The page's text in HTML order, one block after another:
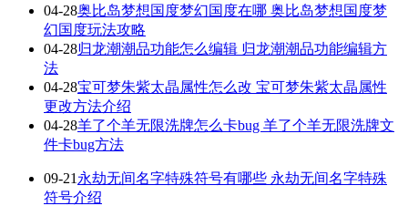
04-28奥比岛梦想国度梦幻国度在哪 奥比岛梦想国度梦
幻国度玩法攻略
04-28归龙潮潮品功能怎么编辑 归龙潮潮品功能编辑方
法
04-28宝可梦朱紫太晶属性怎么改 宝可梦朱紫太晶属性
更改方法介绍
04-28羊了个羊无限洗牌怎么卡bug 羊了个羊无限洗牌文
件卡bug方法
09-21 永劫无间名字特殊符号有哪些 永劫无间名字特殊
符号介绍